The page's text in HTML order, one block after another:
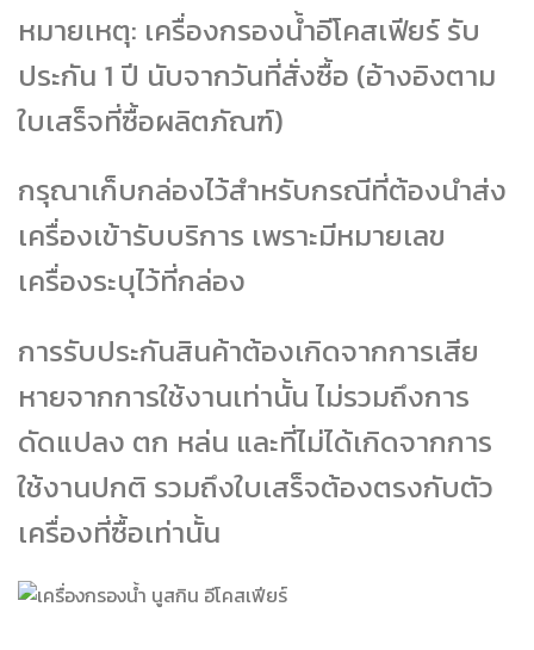
หมายเหตุ: เครื่องกรองน้ำอีโคสเฟียร์ รับ
ประกัน 1 ปี นับจากวันที่สั่งซื้อ (อ้างอิงตาม
ใบเสร็จที่ซื้อผลิตภัณฑ์)
กรุณาเก็บกล่องไว้สำหรับกรณีที่ต้องนำส่ง
เครื่องเข้ารับบริการ เพราะมีหมายเลข
เครื่องระบุไว้ที่กล่อง
การรับประกันสินค้าต้องเกิดจากการเสีย
หายจากการใช้งานเท่านั้น ไม่รวมถึงการ
ดัดแปลง ตก หล่น และที่ไม่ได้เกิดจากการ
ใช้งานปกติ รวมถึงใบเสร็จต้องตรงกับตัว
เครื่องที่ซื้อเท่านั้น